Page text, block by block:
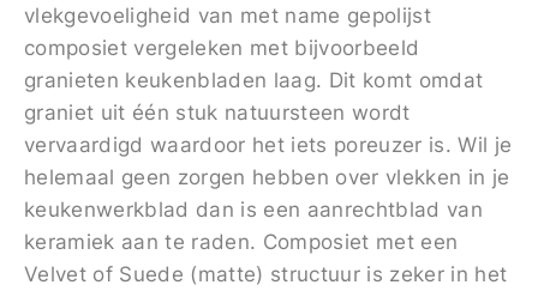
vlekgevoeligheid van met name gepolijst
composiet vergeleken met bijvoorbeeld
granieten keukenbladen laag. Dit komt omdat
graniet uit één stuk natuursteen wordt
vervaardigd waardoor het iets poreuzer is. Wil je
helemaal geen zorgen hebben over vlekken in je
keukenwerkblad dan is een aanrechtblad van
keramiek aan te raden. Composiet met een
Velvet of Suede (matte) structuur is zeker in het